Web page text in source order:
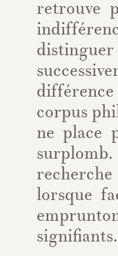
retrouve
corpus
ne place
lorsque
signifiants.